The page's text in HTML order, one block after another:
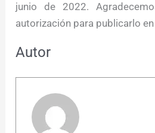
junio de 2022.
autorización para publicarlo
Autor